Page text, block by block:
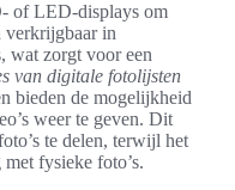
of LED-displays om
verkrijgbaar in
wat zorgt voor een
van digitale fotolijsten
bieden de mogelijkheid
weer te geven. Dit
te delen, terwijl het
fysieke foto’s.